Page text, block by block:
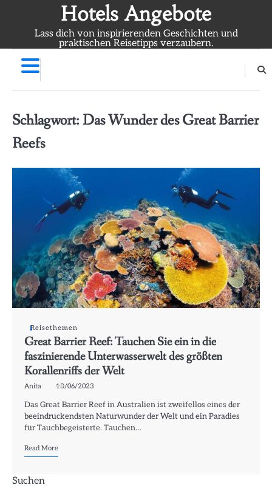
Hotels Angebote
Lass dich von inspirierenden Geschichten und
praktischen Reisetipps verzaubern.
Schlagwort: Das Wunder des Great Barrier
Reefs
Reisethemen
Great Barrier Reef: Tauchen Sie ein in die
faszinierende Unterwasserwelt des größten
Korallenriffs der Welt
Anita 13/06/2023
Das Great Barrier Reef in Australien ist zweifellos eines der
beeindruckendsten Naturwunder der Welt und ein Paradies
für Tauchbegeisterte. Tauchen…
Read More
Suchen